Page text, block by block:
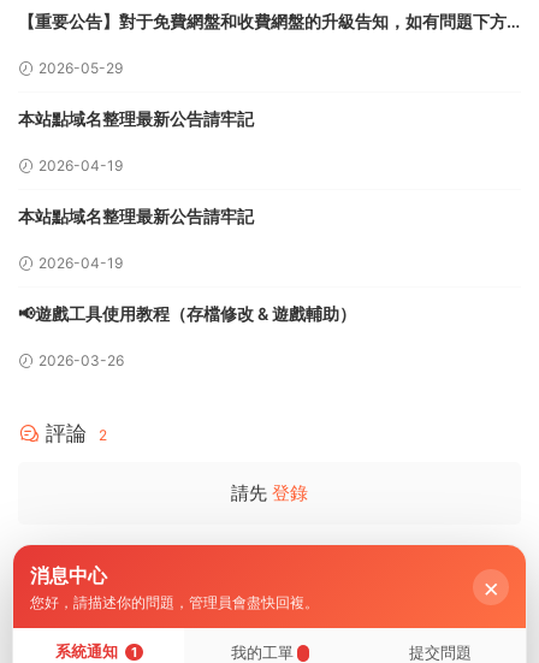
【重要公告】對于免費網盤和收費網盤的升級告知，如有問題下方
2026-05-29
本站點域名整理最新公告請牢記
2026-04-19
本站點域名整理最新公告請牢記
2026-04-19
📢遊戲工具使用教程（存檔修改 & 遊戲輔助）
2026-03-26
評論 2
請先 登錄
吉裏吉裏模拟器解壓密碼是啥
shaoshao 2025-01-10 0
消息中心
您好，請描述你的問題，管理員會盡快回複。 ×
系統通知 1 我的工單 提交問題